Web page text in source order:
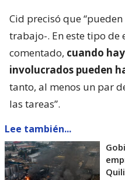
Cid precisó que
trabajo-. En este tipo de
comentado, cuando
involucrados pueden
tanto, al menos un par
las tareas”.
Lee también...